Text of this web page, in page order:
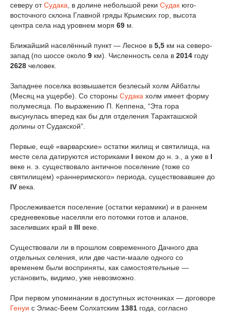
северу отСудака , в долине небольшой реки Судак юго-
восточного склона Главной гряды Крымских гор, высота
центра села над уровнем моря 69 м.
Ближайший населённый пункт — Лесное в 5,5 км на северо-
запад (по шоссе около 9 км). Численность села в 2014 году
2628 человек.
Западнее поселка возвышается безлесый холм Айбатлы
(Месяц на ущербе). Со стороны Судака холм имеет форму
полумесяца. По выражению П. Кеппена, “Эта гора
высунулась вперед как бы для отделения Таракташской
долины от Судакской”.
Первые, ещё «варварские» остатки жилищ и святилища, на
месте села датируются историками I веком до н. э., а уже в I
веке н. э. существовало античное поселение (тоже со
святилищем) «раннеримского» периода, существовавшее до
IV века.
Прослеживается поселение (остатки керамики) и в раннем
средневековье населяли его потомки готов и аланов,
заселивших край в III веке.
Существовали ли в прошлом современного Дачного два
отдельных селения, или две части-маале одного со
временем были восприняты, как самостоятельные —
установить, видимо, уже невозможно.
При первом упоминании в доступных источниках — договоре
Генуи с Элиас-Беем Солхатским 1381 года, согласно